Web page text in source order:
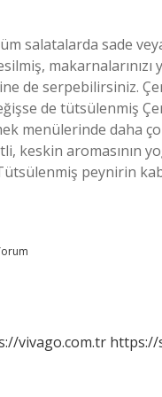
salatalarda sade
de serpebilirsiniz.
de tütsülenmiş
menülerinde daha
keskin aromasının
peynirin
vivago.com.tr https://